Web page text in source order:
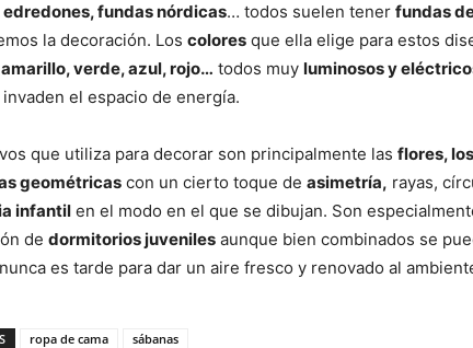
fundas nórdicas… todos suelen tener fundas
la decoración. Los colores que ella elige para estos
verde, azul, rojo… todos muy luminosos y
invaden el espacio de energía.
que utiliza para decorar son principalmente las flores,
geométricas con un cierto toque de asimetría, rayas,
infantil en el modo en el que se dibujan. Son
de dormitorios juveniles aunque bien combinados se
es tarde para dar un aire fresco y renovado al
ropa de cama sábanas